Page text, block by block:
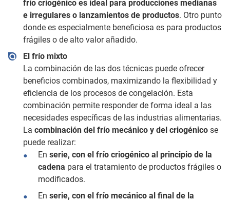
frío criogénico es ideal para producciones medianas
e irregulares o lanzamientos de productos. Otro punto
donde es especialmente beneficiosa es para productos
frágiles o de alto valor añadido.
El frío mixto
La combinación de las dos técnicas puede ofrecer
beneficios combinados, maximizando la flexibilidad y
eficiencia de los procesos de congelación. Esta
combinación permite responder de forma ideal a las
necesidades específicas de las industrias alimentarias.
La combinación del frío mecánico y del criogénicose
puede realizar:
En serie, con el frío criogénico al principio de la
cadena para el tratamiento de productos frágiles o
modificados.
En serie, con el frío mecánico al final de la